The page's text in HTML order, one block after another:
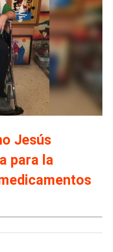
Jesús
para la